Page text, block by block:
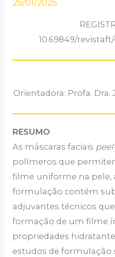
25/01/2025
10.69849/revistaft/
Orientadora: Profa. Dra.
RESUMO
As máscaras faciais
polímeros que
filme uniforme na pele,
formulação contém
adjuvantes técnicos
formação de um filme
propriedades
estudos de formulação